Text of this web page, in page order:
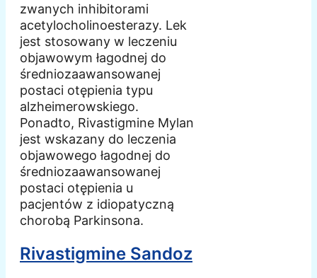
zwanych inhibitorami
acetylocholinoesterazy. Lek
jest stosowany w leczeniu
objawowym łagodnej do
średniozaawansowanej
postaci otępienia typu
alzheimerowskiego.
Ponadto, Rivastigmine Mylan
jest wskazany do leczenia
objawowego łagodnej do
średniozaawansowanej
postaci otępienia u
pacjentów z idiopatyczną
chorobą Parkinsona.
Rivastigmine Sandoz